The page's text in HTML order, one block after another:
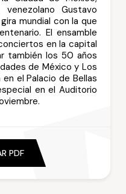
Gustavo
mundial con la que
El ensamble
en la capital
también los 50 años
de México y Los
el Palacio de Bellas
en el Auditorio
PDF